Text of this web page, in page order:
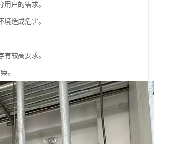
户的需求。
造成危害。
较高要求。
。